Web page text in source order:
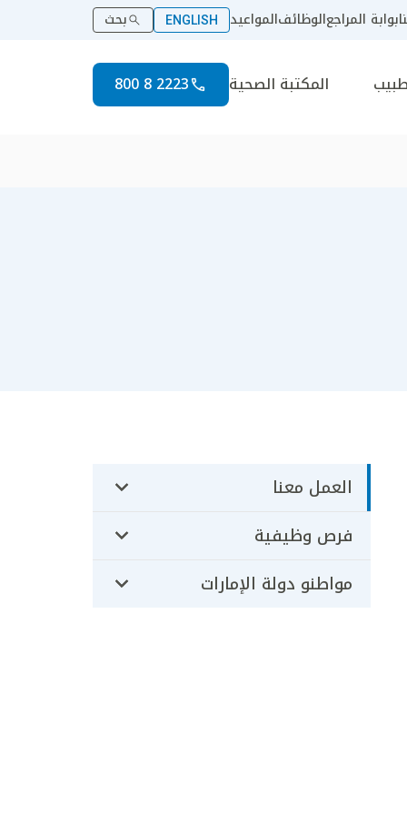
بوابة المراجعالوظائفالمواعيد ENGLISH بحث
المكتبة الصحية 2223 8 800
العمل معنا
فرص وظيفية
مواطنو دولة الإمارات